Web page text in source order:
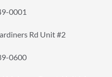
0001
Rd Unit #2
0600